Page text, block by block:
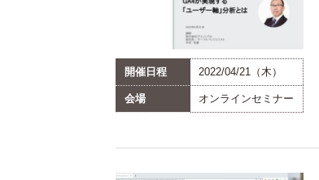
開催日程 2022/04/21（木）
会場 オンラインセミナー